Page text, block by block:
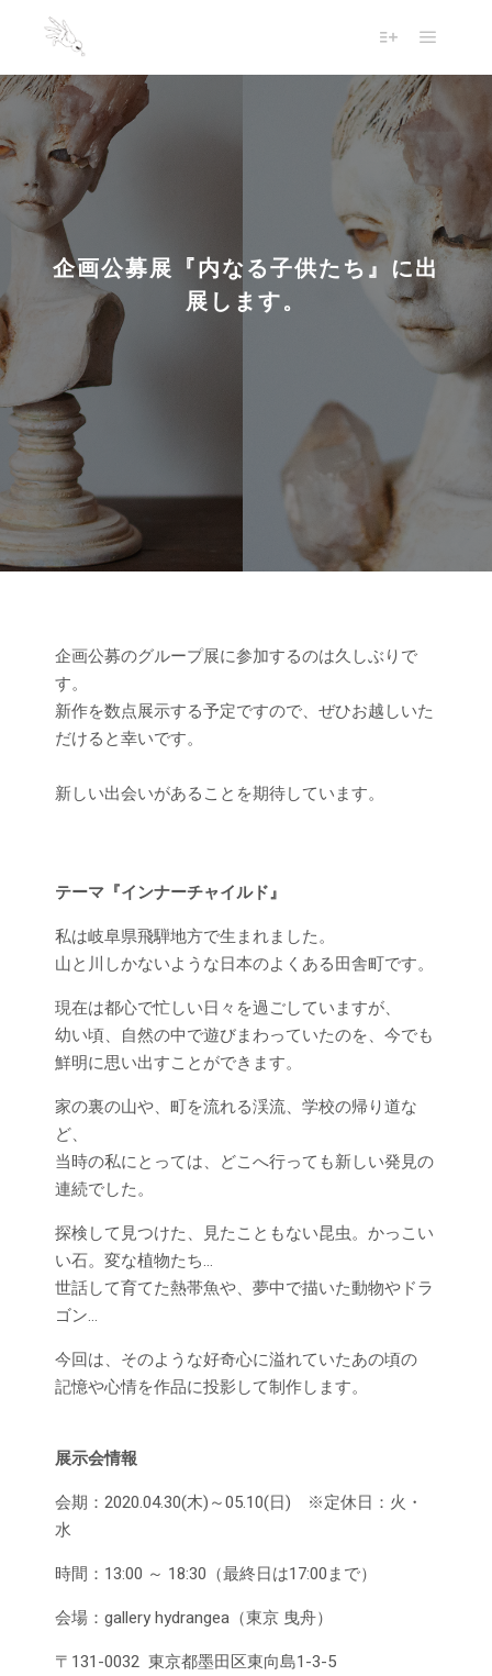
企画公募展『内なる子供たち』に出
展します。
企画公募のグループ展に参加するのは久しぶりで
す。
新作を数点展示する予定ですので、ぜひお越しいた
だけると幸いです。
新しい出会いがあることを期待しています。
テーマ『インナーチャイルド』
私は岐阜県飛騨地方で生まれました。
山と川しかないような日本のよくある田舎町です。
現在は都心で忙しい日々を過ごしていますが、
幼い頃、自然の中で遊びまわっていたのを、今でも
鮮明に思い出すことができます。
家の裏の山や、町を流れる渓流、学校の帰り道な
ど、
当時の私にとっては、どこへ行っても新しい発見の
連続でした。
探検して見つけた、見たこともない昆虫。かっこい
い石。変な植物たち…
世話して育てた熱帯魚や、夢中で描いた動物やドラ
ゴン…
今回は、そのような好奇心に溢れていたあの頃の
記憶や心情を作品に投影して制作します。
展示会情報
会期：2020.04.30(木)～05.10(日) ※定休日：火・
水
時間：13:00 ～ 18:30（最終日は17:00まで）
会場：gallery hydrangea（東京 曳舟）
〒131-0032 東京都墨田区東向島1-3-5